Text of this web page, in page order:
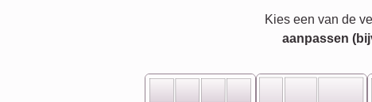
Kies een van de
aanpassen